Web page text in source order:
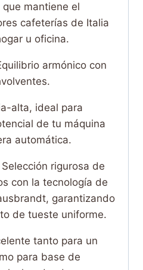
mantiene el
cafeterías de Italia
u oficina.
armónico con
alta, ideal para
de tu máquina
automática.
Selección rigurosa de
con la tecnología de
garantizando
de tueste uniforme.
tanto para un
para base de